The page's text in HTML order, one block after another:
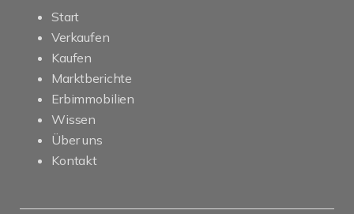
Start
Verkaufen
Kaufen
Marktberichte
Erbimmobilien
Wissen
Über uns
Kontakt